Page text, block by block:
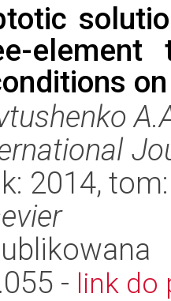
element
2014,
- link do